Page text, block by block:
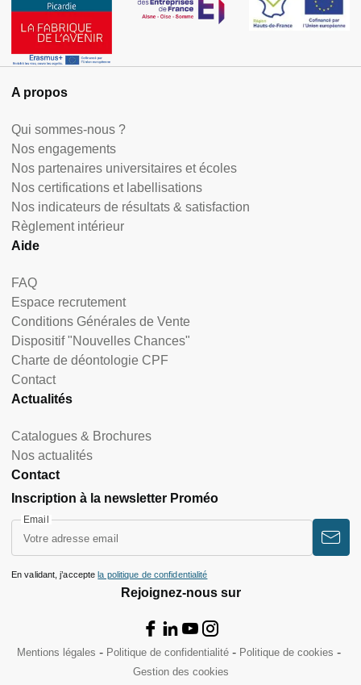
A propos
Qui sommes-nous ?
Nos engagements
Nos partenaires universitaires et écoles
Nos certifications et labellisations
Nos indicateurs de résultats & satisfaction
Règlement intérieur
Aide
FAQ
Espace recrutement
Conditions Générales de Vente
Dispositif "Nouvelles Chances"
Charte de déontologie CPF
Contact
Actualités
Catalogues & Brochures
Nos actualités
Contact
Rejoignez-nous sur
Inscription à la newsletter Proméo
Email
En validant, j’accepte la politique de confidentialité
Mentions légales Politique de confidentialité
Politique de cookies
Gestion des cookies